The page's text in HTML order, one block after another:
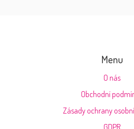
Menu
O nás
Obchodní
Zásady ochrany
GDPR